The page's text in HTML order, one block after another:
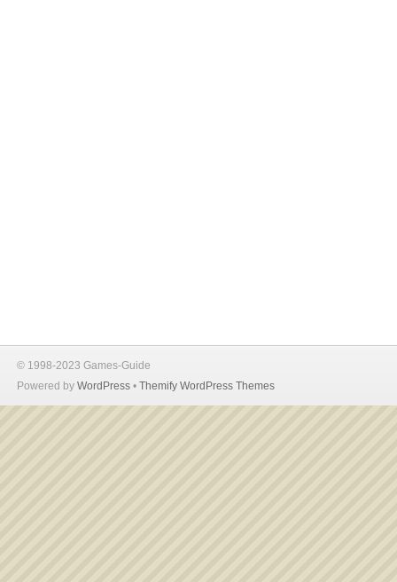
© 1998-2023 Games-Guide
Powered by WordPress • Themify WordPress Themes